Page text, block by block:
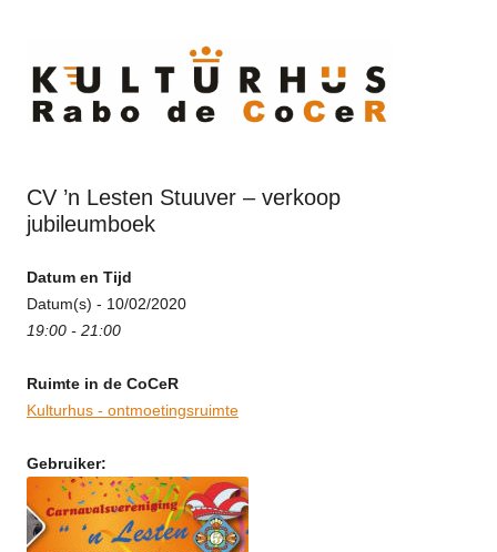
CV ’n Lesten Stuuver – verkoop
jubileumboek
Datum en Tijd
Datum(s) - 10/02/2020
19:00 - 21:00
Ruimte in de CoCeR
Kulturhus - ontmoetingsruimte
Gebruiker: